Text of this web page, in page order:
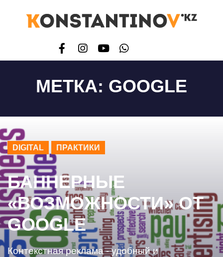
МЕТКА: GOOGLE
DIGITAL ПРАКТИКИ
БАННЕРНЫЕ
«ВОЗМОЖНОСТИ» ОТ
GOOGLE
Контекстная реклама - удобный и